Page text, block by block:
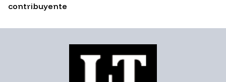
contribuyente